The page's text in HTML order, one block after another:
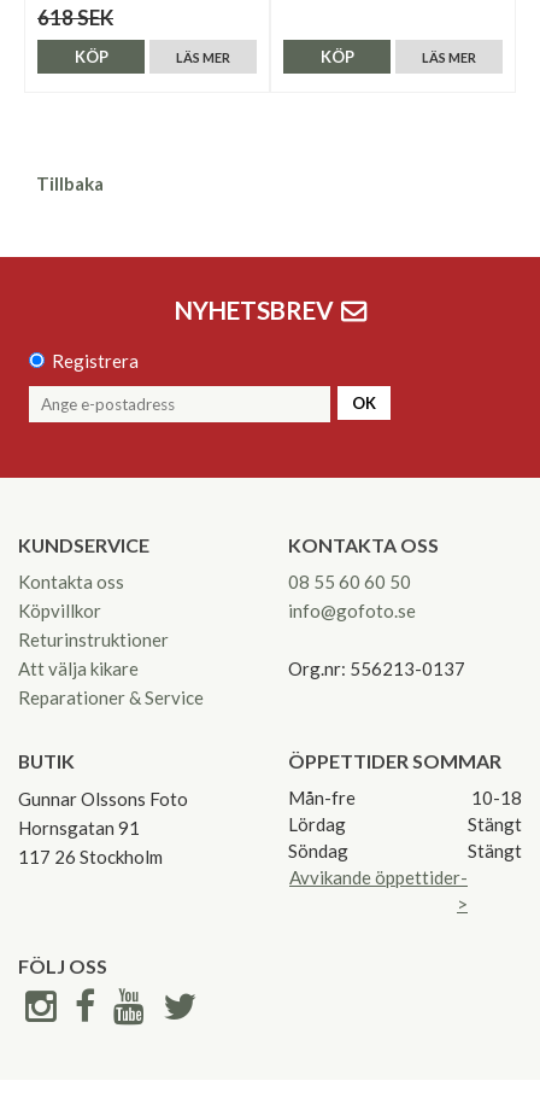
618 SEK
LÄS MER
KÖP LÄS MER
KÖP
Tillbaka
NYHETSBREV
Registrera
OK
KUNDSERVICE
Kontakta oss
Köpvillkor
Returinstruktioner
Att välja kikare
Reparationer & Service
KONTAKTA OSS
08 55 60 60 50
info@gofoto.se
Org.nr: 556213-0137
BUTIK
Gunnar Olssons Foto
Hornsgatan 91
117 26 Stockholm
ÖPPETTIDER SOMMAR
Mån-fre
10-18
Lördag
Stängt
Söndag
Stängt
Avvikande öppettider-
>
FÖLJ OSS